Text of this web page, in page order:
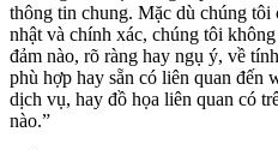
thông tin chung. Mặc dù chúng
nhật và chính xác, chúng tôi
đảm nào, rõ ràng hay ngụ ý, về
phù hợp hay sẵn có liên quan đến
dịch vụ, hay đồ họa liên quan có
nào.”